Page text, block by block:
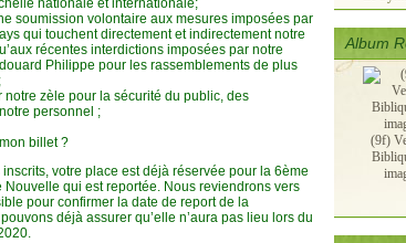
nationale et internationale;
soumission volontaire aux mesures imposées par
qui touchent directement et indirectement notre
récentes interdictions imposées par notre
Philippe pour les rassemblements de plus
notre zèle pour la sécurité du public, des
personnel ;
billet ?
inscrits, votre place est déjà réservée pour la 6ème
Nouvelle qui est reportée. Nous reviendrons vers
pour confirmer la date de report de la
déjà assurer qu’elle n’aura pas lieu lors du
Album
(9f)